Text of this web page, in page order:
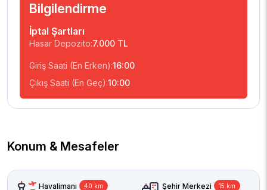
Bilgilendirme
İptal Şartları
Hasar Depozito:7.000 TL
Giriş Saati (En Erken):16:00
Çıkış Saati (En Geç):10:00
Konum & Mesafeler
Havalimanı 40 km Şehir Merkezi 15 km